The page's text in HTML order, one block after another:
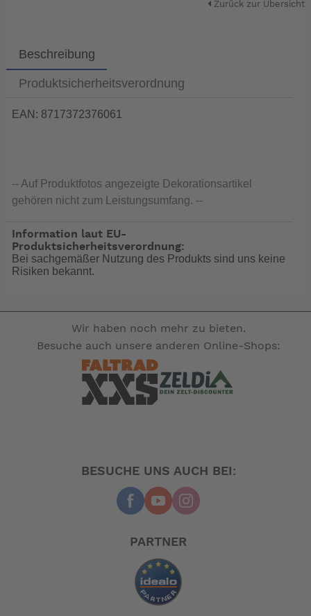
Zurück zur Übersicht
Beschreibung
Produktsicherheitsverordnung
EAN: 8717372376061
-- Auf Produktfotos angezeigte Dekorationsartikel
gehören nicht zum Leistungsumfang. --
Information laut EU-
Produktsicherheitsverordnung:
Bei sachgemäßer Nutzung des Produkts sind uns keine
Risiken bekannt.
Wir haben noch mehr zu bieten.
Besuche auch unsere anderen Online-Shops:
BESUCHE UNS AUCH BEI:
PARTNER